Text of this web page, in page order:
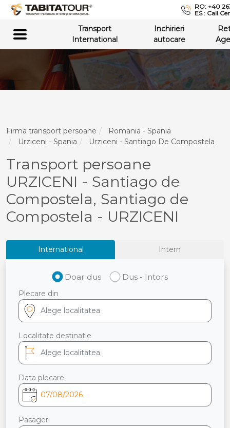
RO: +40
ES : Call
Transport
International
Inchirieri
autocare
Firma transport persoane
Romania - Spania
Urziceni - Spania
Urziceni - Santiago De Compostela
Transport persoane
URZICENI - Santiago de
Compostela, Santiago de
Compostela - URZICENI
International Intern
Doar dus Dus - Intors
Plecare din
Localitate destinatie
Data plecare
Pasageri